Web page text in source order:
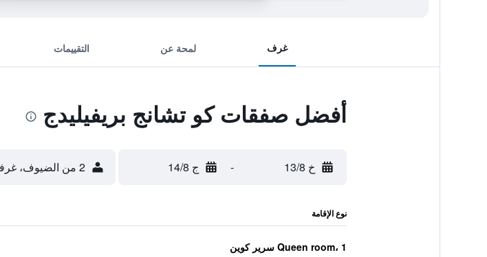
غرف لمحة عن التقييمات
أفضل صفقات كو تشانج بريفيليدج
خ 13/8 - ج 14/8 2 من الضيوف، غرفة واحدة
نوع الإقامة
Queen room، 1 سرير كوين